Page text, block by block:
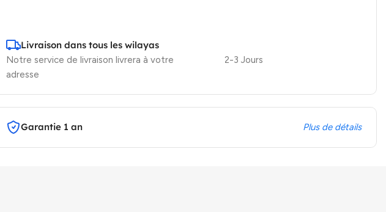
Livraison dans tous les wilayas
Notre service de livraison livrera à votre
adresse
2-3 Jours
Garantie 1 an Plus de détails